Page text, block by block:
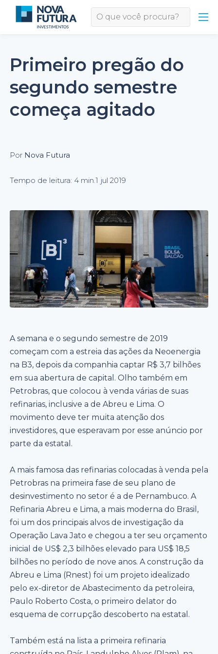
Primeiro pregão do
segundo semestre
começa agitado
Por Nova Futura
Tempo de leitura: 4 min.1 jul 2019
A semana e o segundo semestre de 2019
começam com a estreia das ações da Neoenergia
na B3, depois da companhia captar R$ 3,7 bilhões
em sua abertura de capital. Olho também em
Petrobras, que colocou à venda várias de suas
refinarias, inclusive a de Abreu e Lima. O
movimento deve ter muita atenção dos
investidores, que esperavam por esse anúncio por
parte da estatal.
A mais famosa das refinarias colocadas à venda pela
Petrobras na primeira fase de seu plano de
desinvestimento no setor é a de Pernambuco. A
Refinaria Abreu e Lima, a mais moderna do Brasil,
foi um dos principais alvos de investigação da
Operação Lava Jato e chegou a ter seu orçamento
inicial de US$ 2,3 bilhões elevado para US$ 18,5
bilhões no período de nove anos. A construção da
Abreu e Lima (Rnest) foi um projeto idealizado
pelo ex-diretor de Abastecimento da petroleira,
Paulo Roberto Costa, o primeiro delator do
esquema de corrupção descoberto na estatal.
Também está na lista a primeira refinaria